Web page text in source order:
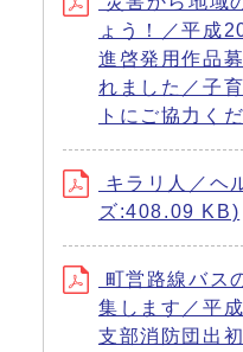
ょう！／平成
進啓発用作品
れました／子
トにご協力く
キラリ人／ヘ
ズ:408.09 KB)
町営路線バス
集します／平
支部消防団出